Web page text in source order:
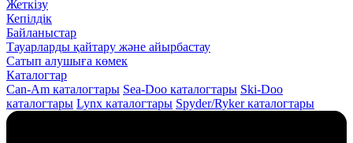
Жеткізу
Кепілдік
Байланыстар
Тауарларды қайтару және айырбастау
Сатып алушыға көмек
Каталогтар
Can-Am каталогтары Sea-Doo каталогтары Ski-Doo
каталогтары Lynx каталогтары Spyder/Ryker каталогтары